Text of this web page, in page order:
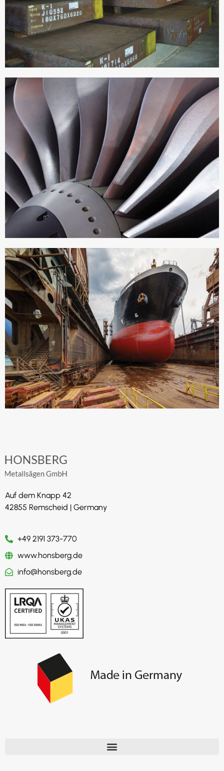
Auf dem Knapp 42
42855 Remscheid | Germany
+49 2191 373-770
www.honsberg.de
info@honsberg.de